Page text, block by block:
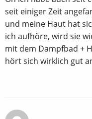
seit einiger Zeit
und meine Haut hat
ich aufhöre, wird sie
mit dem Dampfbad +
hört sich wirklich gut